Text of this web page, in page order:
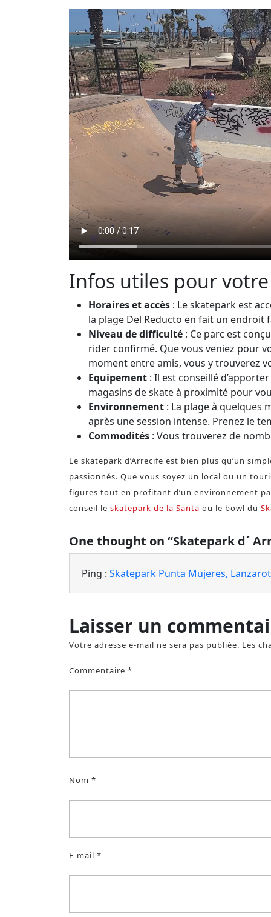
Infos utiles pour
Horaires et accès : Le skatepark est
la plage Del Reducto en fait un endroit
Niveau de difficulté : Ce parc est
rider confirmé. Que vous veniez pour
moment entre amis, vous y trouverez
Equipement : Il est conseillé
magasins de skate à proximité pour
Environnement : La plage à quelques
après une session intense. Prenez le
Commodités : Vous trouverez de
Le skatepark d’Arrecife est bien plus qu’un
passionnés. Que vous soyez un local ou un
figures tout en profitant d’un environnement
conseil le skatepark de la Santa ou le bowl du
One thought on “Skatepark d´
Ping : Skatepark Punta Mujeres,
Laisser un
Votre adresse e-mail ne sera pas publiée. Les
Commentaire *
Nom *
E-mail *